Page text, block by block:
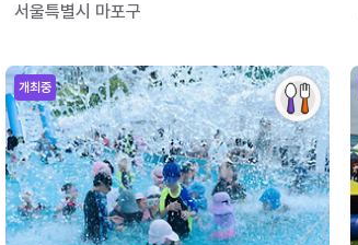
서울특별시 마포구
개최중